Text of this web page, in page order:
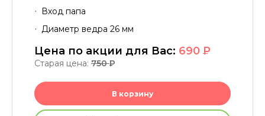
Вход папа
Диаметр ведра 26 мм
Цена по акции для Вас: 690 P
Старая цена: 750P
В корзину